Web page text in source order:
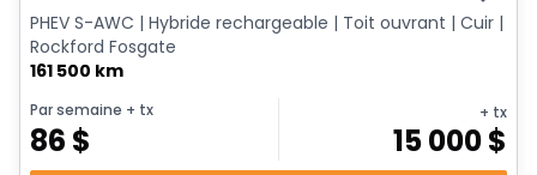
PHEV S-AWC | Hybride rechargeable | Toit ouvrant | Cuir |
Rockford Fosgate
161 500 km
Par semaine + tx
86 $
+ tx
15 000$